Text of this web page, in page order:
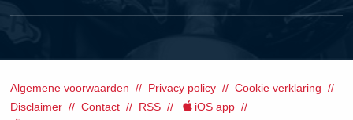
Algemene voorwaarden Privacy policy
Cookie verklaring
Disclaimer
Contact RSS
iOS app